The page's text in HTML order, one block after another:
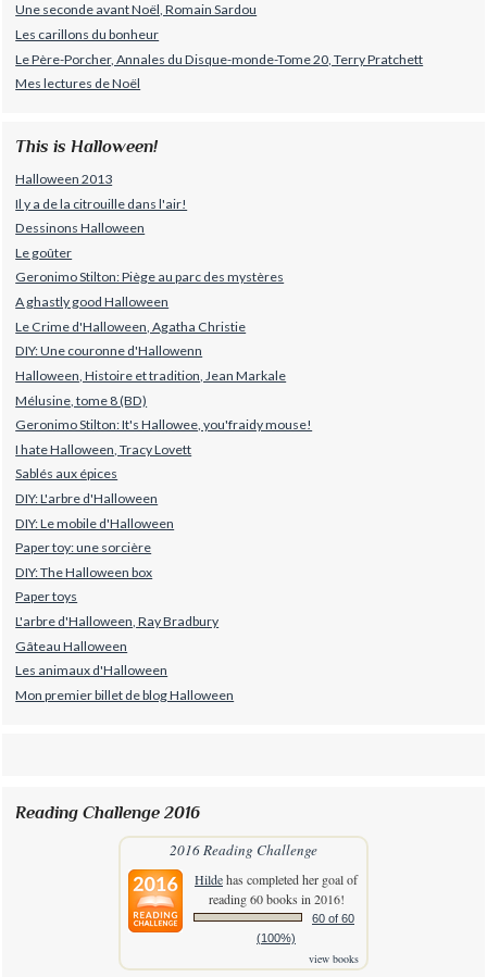
Une seconde avant Noël, Romain Sardou
Les carillons du bonheur
Le Père-Porcher, Annales du Disque-monde-Tome 20, Terry Pratchett
Mes lectures de Noël
This is Halloween!
Halloween 2013
Il y a de la citrouille dans l'air!
Dessinons Halloween
Le goûter
Geronimo Stilton: Piège au parc des mystères
A ghastly good Halloween
Le Crime d'Halloween, Agatha Christie
DIY: Une couronne d'Hallowenn
Halloween, Histoire et tradition, Jean Markale
Mélusine, tome 8 (BD)
Geronimo Stilton: It's Hallowee, you'fraidy mouse!
I hate Halloween, Tracy Lovett
Sablés aux épices
DIY: L'arbre d'Halloween
DIY: Le mobile d'Halloween
Paper toy: une sorcière
DIY: The Halloween box
Paper toys
L'arbre d'Halloween, Ray Bradbury
Gâteau Halloween
Les animaux d'Halloween
Mon premier billet de blog Halloween
Reading Challenge 2016
2016 Reading Challenge
Hildehas completed her goal of
reading 60 books in 2016!
60 of 60
(100%)
view books